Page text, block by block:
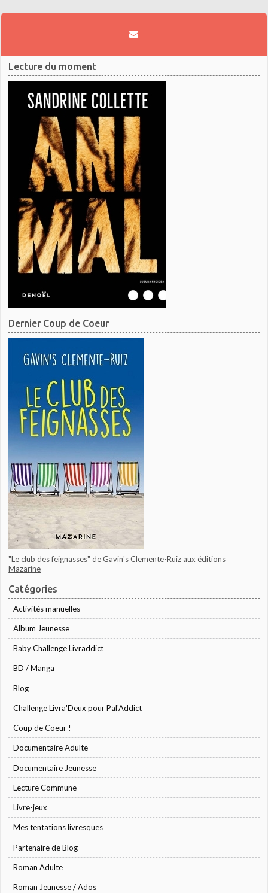
Lecture du moment
Dernier Coup de Coeur
"Le club des feignasses" de Gavin's Clemente-Ruiz aux éditions
Mazarine
Catégories
Activités manuelles
Album Jeunesse
Baby Challenge Livraddict
BD / Manga
Blog
Challenge Livra'Deux pour Pal'Addict
Coup de Coeur !
Documentaire Adulte
Documentaire Jeunesse
Lecture Commune
Livre-jeux
Mes tentations livresques
Partenaire de Blog
Roman Adulte
Roman Jeunesse / Ados